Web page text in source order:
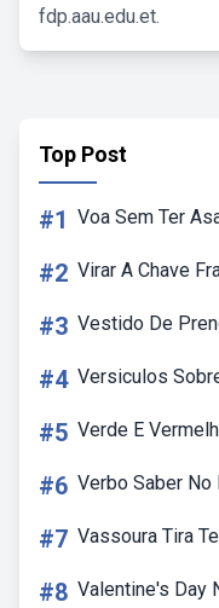
fdp.aau.edu.et.
Top Post
#1 Voa Sem Ter
#2 Virar A Chave
#3 Vestido De
#4 Versiculos
#5 Verde E
#6 Verbo Saber No
#7 Vassoura Tira
#8 Valentine's Day